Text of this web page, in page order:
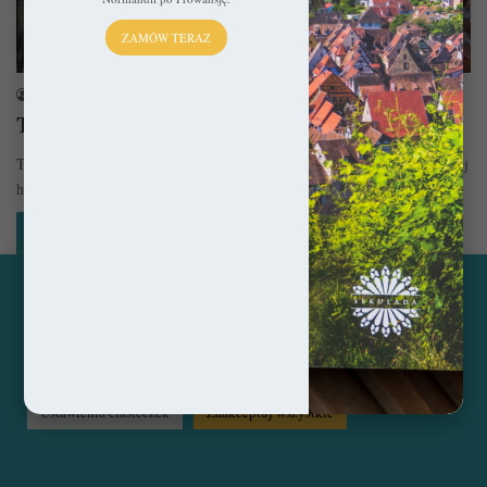
Estonia
Tallin na weekend
Tallin to miasto idealne na tak zwany city break. Pomimo wielowiekowej
historii nie ma tu natłoku zabytków, ani tabunu turystów,…
© Copyright 2014 - 2026, All Rights Reserved by sekulada.com
PinterestInstagram
Ta strona korzysta z ciasteczek, aby świadczyć usługi na
najwyższym poziomie. Klikając opcję "Zaakceptuj wszystkie"
zgadzasz się na użycie wszystkich ciasteczek. Możesz również
przejść do "Ustawień Ciasteczek", aby zgodzić się tylko na
Czytaj więcej...
Ustawienia ciasteczek Zaakceptuj wszystkie
ZAMÓW TERAZ